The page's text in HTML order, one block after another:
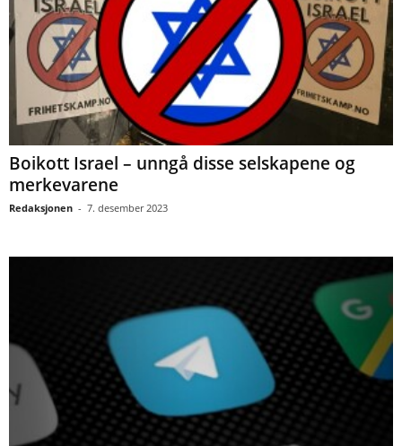
Boikott Israel – unngå disse selskapene og
merkevarene
Redaksjonen - 7. desember 2023